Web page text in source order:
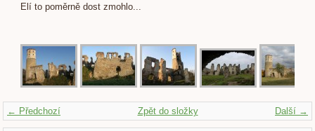
Elí to poměrně dost zmohlo...
← Předchozí Další →
Zpět do složky